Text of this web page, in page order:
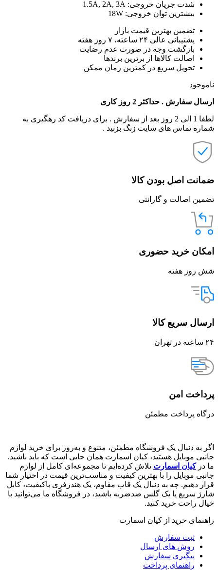
شدت جریان خروجی: 1.5A, 2A, 3A
بیشترین توان خروجی: 18W
تضمین بهترین قیمت بازار
پشتیبانی عالی ۲۴ ساعته، ۷ روز هفته
بازگشت وجه در صورت عدم رضایت
اصالت کالاها از برترین برندها
تحویل سریع در کمترین زمان ممکن
ناموجود
ارسال سفارش . حداکثر 2 روز کاری
لطفا 1 الی 2 روز بعد از سفارش . برای دریافت کد رهگیری به
شماره تماس های سایت زنگ بزنید .
ضمانت اصل بودن کالا
تضمین اصالت و گارانتی
امکان خرید حضوری
شش روز هفته
ارسال سریع کالا
۲۴ ساعته در تهران
پرداخت امن
درگاه پرداخت مطمئن
اگر به دنبال یک فروشگاه مطمئن، متنوع و به‌روز برای خرید لوازم
جانبی موبایل هستید، کیان اسمارت همان جایی است که باید باشید.
ما درکیان اسمارت تلاش کرده‌ایم تا مجموعه‌ای کامل از لوازم
جانبی موبایل را با بهترین کیفیت و مناسب‌ترین قیمت در اختیار شما
قرار دهیم. چه به دنبال یک قاب مقاوم، یک هندزفری باکیفیت، کابل
شارژ سریع یا یک گلس ضدضربه باشید، در فروشگاه ما می‌توانید با
خیال راحت خرید کنید.
راهنمای خرید از کیان اسمارت
ثبت سفارش
روش‌ های ارسال
پیگیری سفارش
راهنمای پرداخت